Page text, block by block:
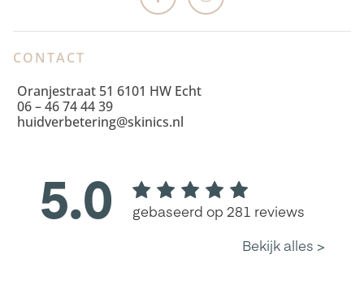
CONTACT
Oranjestraat 51 6101 HW Echt
06 – 46 74 44 39
huidverbetering@skinics.nl